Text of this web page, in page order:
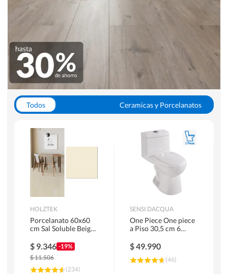
Todos
Ceramicas y Porcelanatos
WC y Sanitarios
Pisos Flotantes y Laminados
Pinturas
HOLZTEK
Porcelanato 60x60
cm Sal Soluble Beige
$ 9.346 -19%
$11.506
(234)
SENSI DACQUA
One Piece One piece
a Piso 30,5 cm 6
$49.990
(46)